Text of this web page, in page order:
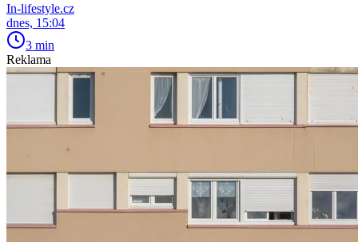
In-lifestyle.cz
dnes, 15:04
3 min
Reklama